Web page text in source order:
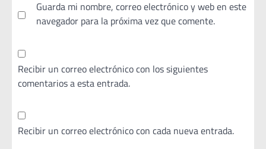
Guarda mi nombre, correo electrónico y web en este
navegador para la próxima vez que comente.
Recibir un correo electrónico con los siguientes
comentarios a esta entrada.
Recibir un correo electrónico con cada nueva entrada.